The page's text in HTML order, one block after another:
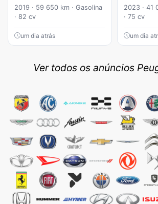
2019 · 59 650 km · Gasolina
· 82 cv
um dia atrás
2023 · 41
· 75 cv
um dia
Ver todos os anúncios